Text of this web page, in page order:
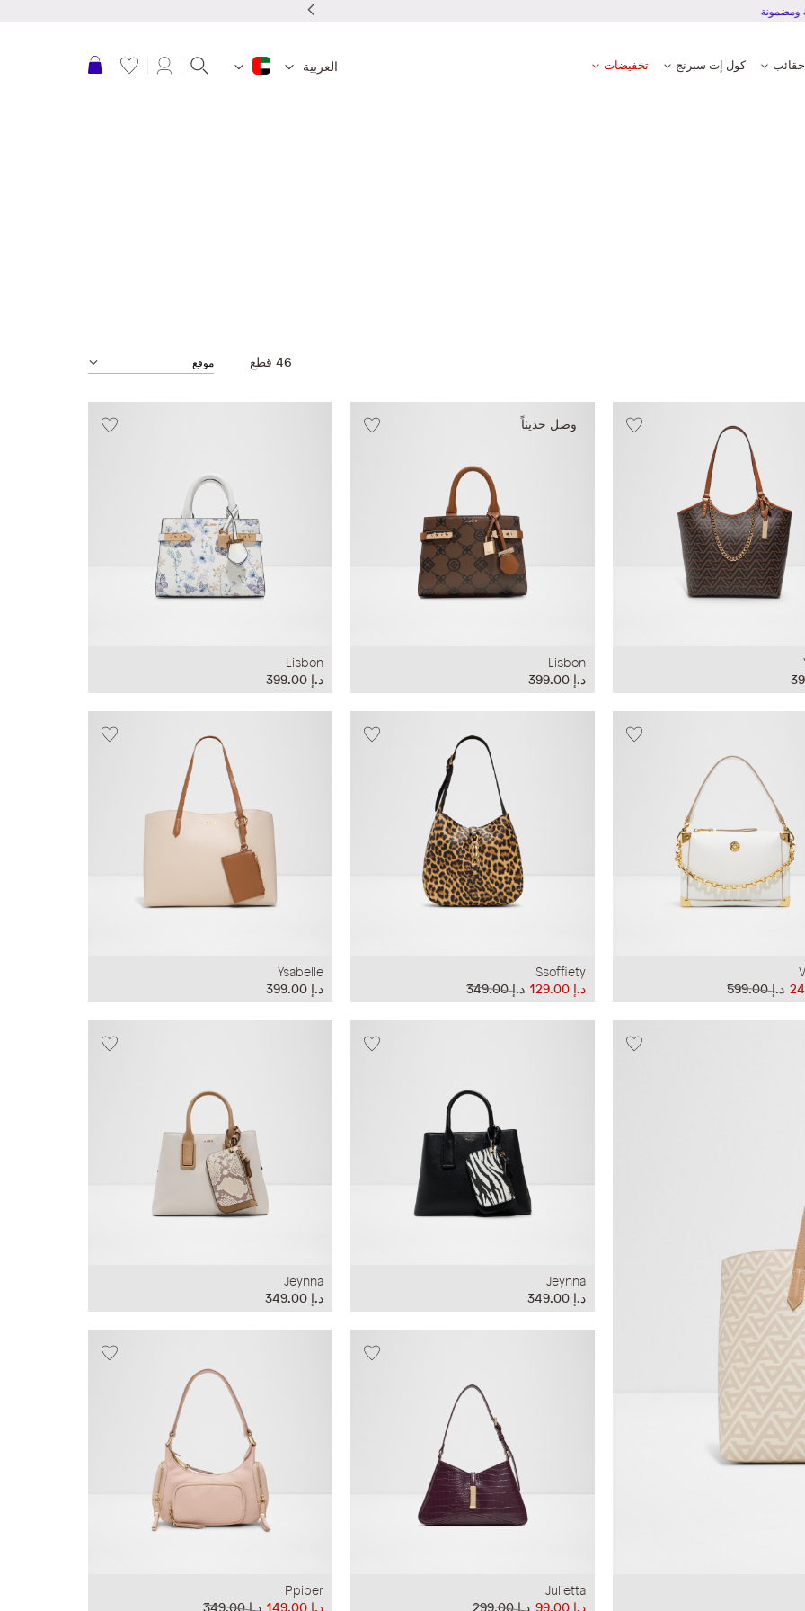
تجربة دفع آمنة ومضمونة
حقائب كول إت سبرنج تخفيضات العربية عربة التسوق
46 قطع
وصل حديثاً
Lisbon
د.إ‏ 399.00
Lisbon
د.إ‏ 399.00
د.إ‏ 599.00
Ssoffiety
د.إ‏ 349.00
د.إ‏ 129.00
Ysabelle
د.إ‏ 399.00
Jeynna
د.إ‏ 349.00
Jeynna
د.إ‏ 349.00
Julietta
د.إ‏ 299.00
د.إ‏ 99.00
Ppiper
د.إ‏ 349.00
د.إ‏ 149.00